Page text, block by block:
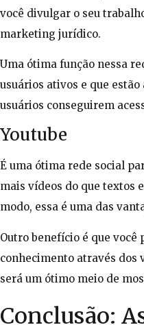
você divulgar o seu
marketing jurídico.
Uma ótima função nessa
usuários ativos e que
usuários conseguirem
Youtube
É uma ótima rede social
mais vídeos do que textos
modo, essa é uma das
Outro benefício é que você
conhecimento através dos
será um ótimo meio de
Conclusão: